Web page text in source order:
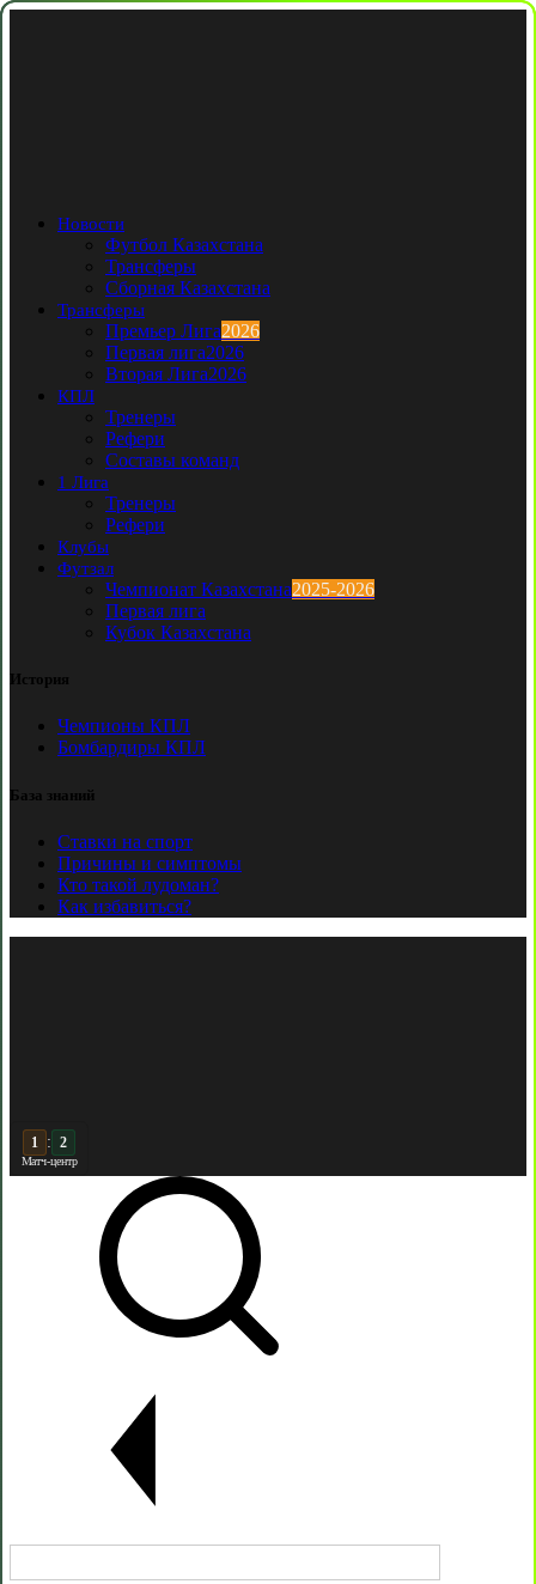
Новости
Футбол Казахстана
Трансферы
Сборная Казахстана
Трансферы
Премьер Лига2026
Первая лига2026
Вторая Лига2026
КПЛ
Тренеры
Рефери
Составы команд
1 Лига
Тренеры
Рефери
Клубы
Футзал
Чемпионат Казахстана2025-2026
Первая лига
Кубок Казахстана
История
Чемпионы КПЛ
Бомбардиры КПЛ
База знаний
Ставки на спорт
Причины и симптомы
Кто такой лудоман?
Как избавиться?
2 : 2
Матч-центр